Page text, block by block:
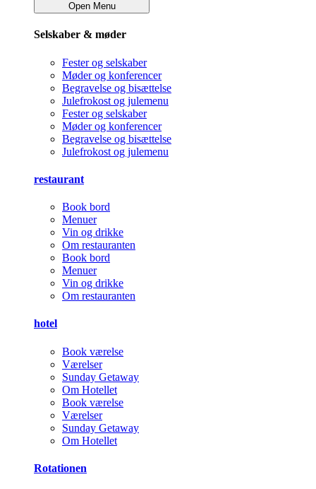
Open Menu
Selskaber & møder
Fester og selskaber
Møder og konferencer
Begravelse og bisættelse
Julefrokost og julemenu
Fester og selskaber
Møder og konferencer
Begravelse og bisættelse
Julefrokost og julemenu
restaurant
Book bord
Menuer
Vin og drikke
Om restauranten
Book bord
Menuer
Vin og drikke
Om restauranten
hotel
Book værelse
Værelser
Sunday Getaway
Om Hotellet
Book værelse
Værelser
Sunday Getaway
Om Hotellet
Rotationen